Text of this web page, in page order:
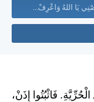
يَا اللهُ وَاعْرِفْ...
فَاثْبُتُوا إِذَنْ،